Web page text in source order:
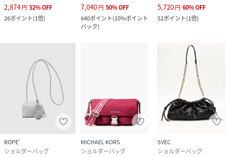
2,874円 52%OFF
26ポイント(1倍)
7,040円 50%OFF
640ポイント(10%ポイント
バック)
5,720円 60%OFF
52ポイント(1倍)
ROPE'
ショルダーバッグ
MICHAEL KORS
ショルダーバッグ
SVEC
ショルダーバッグ